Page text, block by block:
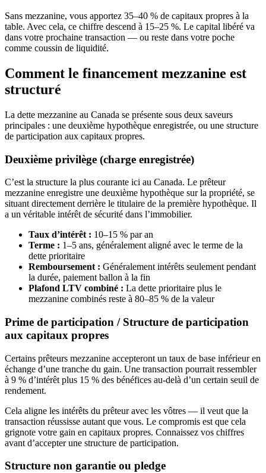
Sans mezzanine, vous apportez 35–40 % de capitaux propres à la
table. Avec cela, ce chiffre descend à 15–25 %. Le capital libéré va
dans votre prochaine transaction — ou reste dans votre poche
comme coussin de liquidité.
Comment le financement mezzanine est
structuré
La dette mezzanine au Canada se présente sous deux saveurs
principales : une deuxième hypothèque enregistrée, ou une structure
de participation aux capitaux propres.
Deuxième privilège (charge enregistrée)
C’est la structure la plus courante ici au Canada. Le prêteur
mezzanine enregistre une deuxième hypothèque sur la propriété, se
situant directement derrière le titulaire de la première hypothèque. Il
a un véritable intérêt de sécurité dans l’immobilier.
Taux d’intérêt : 10–15 % par an
Terme : 1–5 ans, généralement aligné avec le terme de la
dette prioritaire
Remboursement : Généralement intérêts seulement pendant
la durée, paiement ballon à la fin
Plafond LTV combiné : La dette prioritaire plus le
mezzanine combinés reste à 80–85 % de la valeur
Prime de participation / Structure de participation
aux capitaux propres
Certains prêteurs mezzanine accepteront un taux de base inférieur en
échange d’une tranche du gain. Une transaction pourrait ressembler
à 9 % d’intérêt plus 15 % des bénéfices au-delà d’un certain seuil de
rendement.
Cela aligne les intérêts du prêteur avec les vôtres — il veut que la
transaction réussisse autant que vous. Le compromis est que cela
grignote votre gain en capitaux propres. Connaissez vos chiffres
avant d’accepter une structure de participation.
Structure non garantie ou pledge